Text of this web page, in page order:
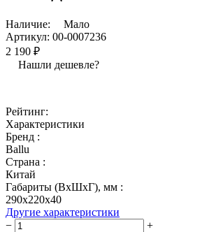
Наличие:
Мало
Артикул: 00-0007236
2 190 ₽
Нашли дешевле?
Рейтинг:
Характеристики
Бренд :
Ballu
Страна :
Китай
Габариты (ВхШхГ), мм :
290х220х40
Другие характеристики
−
+